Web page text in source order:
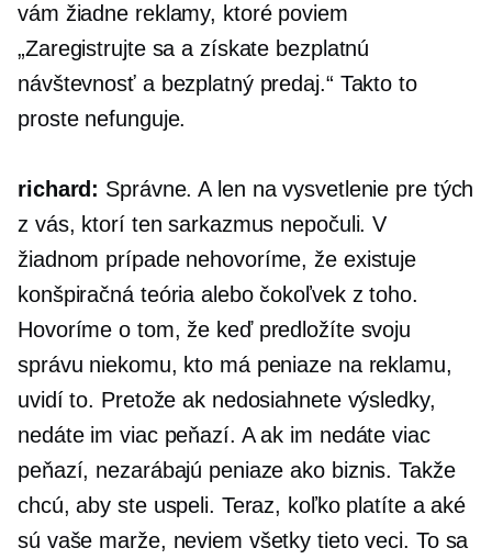
vám žiadne reklamy, ktoré poviem
„Zaregistrujte sa a získate bezplatnú
návštevnosť a bezplatný predaj.“ Takto to
proste nefunguje.
richard: Správne. A len na vysvetlenie pre tých
z vás, ktorí ten sarkazmus nepočuli. V
žiadnom prípade nehovoríme, že existuje
konšpiračná teória alebo čokoľvek z toho.
Hovoríme o tom, že keď predložíte svoju
správu niekomu, kto má peniaze na reklamu,
uvidí to. Pretože ak nedosiahnete výsledky,
nedáte im viac peňazí. A ak im nedáte viac
peňazí, nezarábajú peniaze ako biznis. Takže
chcú, aby ste uspeli. Teraz, koľko platíte a aké
sú vaše marže, neviem všetky tieto veci. To sa